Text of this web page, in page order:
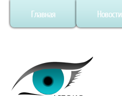
Главная Новости